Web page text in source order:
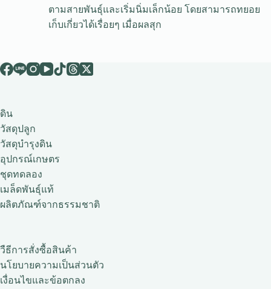
ตามสายพันธุ์และเริ่มนิ่มเล็กน้อย โดยสามารถทยอย
เก็บเกี่ยวได้เรื่อยๆ เมื่อผลสุก
ดิน
วัสดุปลูก
วัสดุบำรุงดิน
อุปกรณ์เกษตร
ชุดทดลอง
เมล็ดพันธุ์แท้
ผลิตภัณฑ์จากธรรมชาติ
วืธีการสั่งซื้อสินค้า
นโยบายความเป็นส่วนตัว
เงื่อนไขและข้อตกลง